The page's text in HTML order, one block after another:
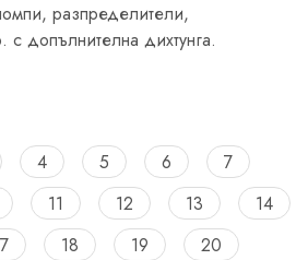
разпределители,
допълнителна дихтунга.
4 5 6
7
11 12 13
14
18 19
20